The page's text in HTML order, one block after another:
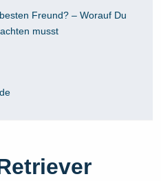
Freund? – Worauf Du
musst